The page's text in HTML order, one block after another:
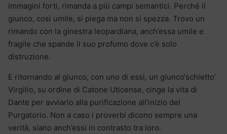
immagini forti, rimanda a più campi semantici. Perché il
giunco, così umile, si piega ma non si spezza. Trovo un
rimando con la ginestra leopardiana, anch’essa umile e
fragile che spande il suo profumo dove c’è solo
distruzione.
E ritornando al giunco, con uno di essi, un giunco‘schietto’
Virgilio, su ordine di Catone Uticense, cinge la vita di
Dante per avviarlo alla purificazione all’inizio del
Purgatorio. Non a caso i proverbi dicono sempre una
verità, siano anch’essi in contrasto tra loro.